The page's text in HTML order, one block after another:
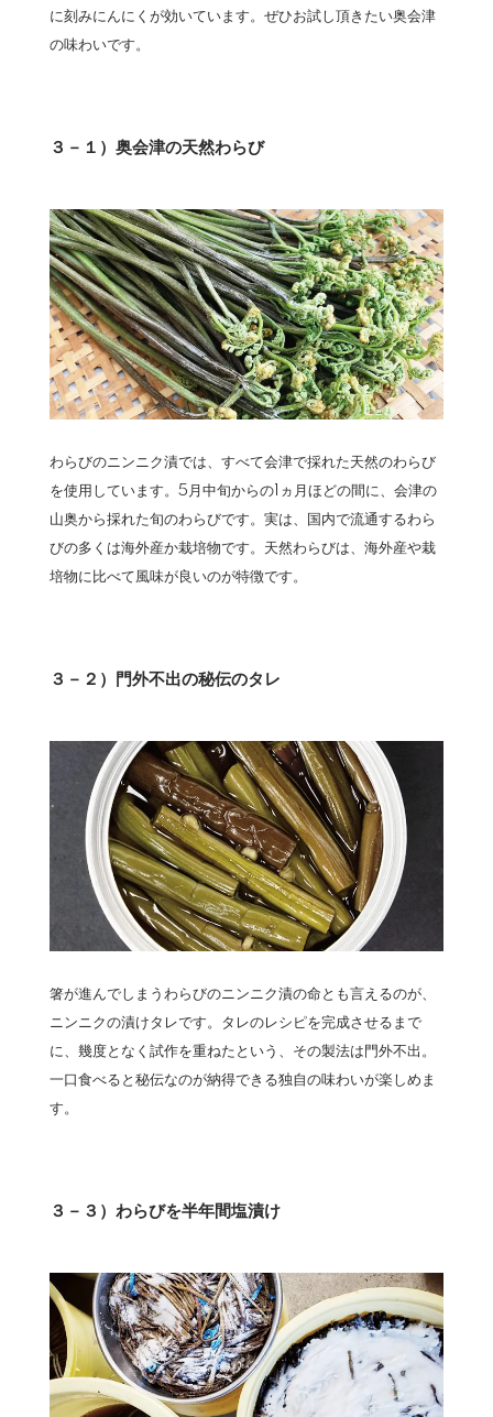
に刻みにんにくが効いています。ぜひお試し頂きたい奥会津
の味わいです。
３－１）奥会津の天然わらび
わらびのニンニク漬では、すべて会津で採れた天然のわらび
を使用しています。5月中旬からの1ヵ月ほどの間に、会津の
山奥から採れた旬のわらびです。実は、国内で流通するわら
びの多くは海外産か栽培物です。天然わらびは、海外産や栽
培物に比べて風味が良いのが特徴です。
３－２）門外不出の秘伝のタレ
箸が進んでしまうわらびのニンニク漬の命とも言えるのが、
ニンニクの漬けタレです。タレのレシピを完成させるまで
に、幾度となく試作を重ねたという、その製法は門外不出。
一口食べると秘伝なのが納得できる独自の味わいが楽しめま
す。
３－３）わらびを半年間塩漬け